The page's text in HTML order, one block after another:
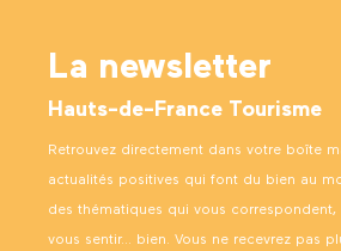
La newsletter
Hauts-de-France Tourisme
Retrouvez directement dans votre boîte
actualités positives qui font du bien au
des thématiques qui vous
vous sentir… bien. Vous ne recevrez pas